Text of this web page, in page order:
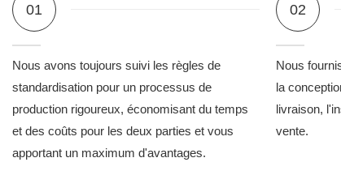
01
Nous avons toujours suivi les règles de
standardisation pour un processus de
production rigoureux, économisant du temps
et des coûts pour les deux parties et vous
apportant un maximum d'avantages.
02
Nous
la
livraison,
vente.